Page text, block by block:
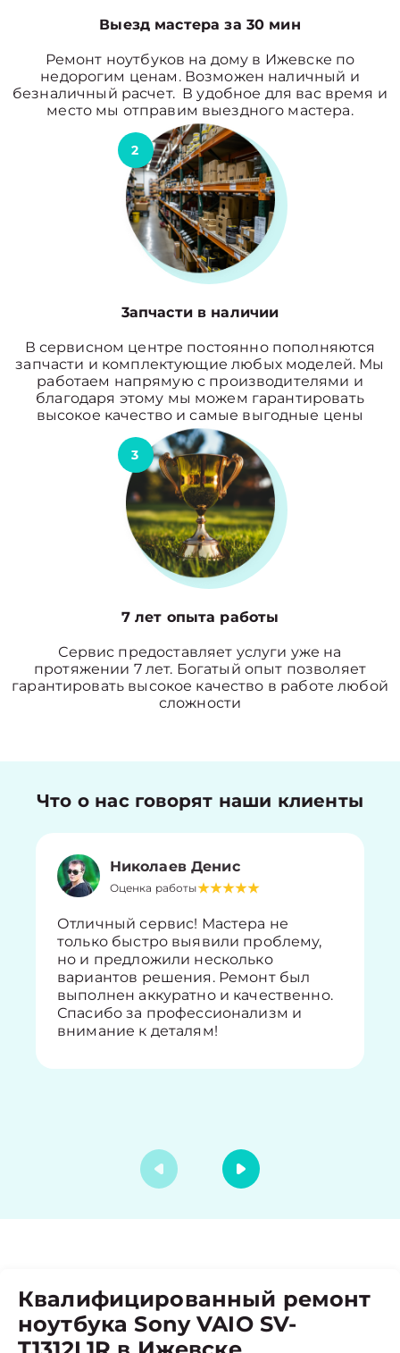
Выезд мастера за 30 мин
Ремонт ноутбуков на дому в Ижевске по
недорогим ценам. Возможен наличный и
безналичный расчет. В удобное для вас время и
место мы отправим выездного мастера.
2
3апчасти в наличии
В сервисном центре постоянно пополняются
запчасти и комплектующие любых моделей. Мы
работаем напрямую с производителями и
благодаря этому мы можем гарантировать
высокое качество и самые выгодные цены
3
7 лет опыта работы
Сервис предоставляет услуги уже на
протяжении 7 лет. Богатый опыт позволяет
гарантировать высокое качество в работе любой
сложности
Что о нас говорят наши клиенты
Николаев Денис
Оценка работы
Отличный сервис! Мастера не
только быстро выявили проблему,
но и предложили несколько
вариантов решения. Ремонт был
выполнен аккуратно и качественно.
Спасибо за профессионализм и
внимание к деталям!
Квалифицированный ремонт
ноутбука Sony VAIO SV-